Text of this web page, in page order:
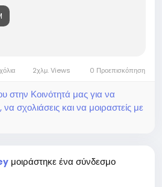
2χλμ. Views 0 Προεπισκόπηση
στην Κοινότητά μας για να
σχολιάσεις και να μοιραστείς με
μοιράστηκε ένα σύνδεσμο